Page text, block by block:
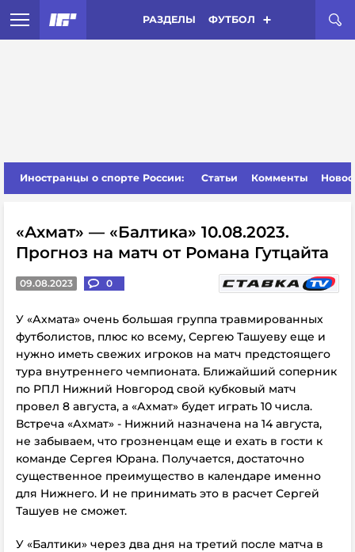
РАЗДЕЛЫ ФУТБОЛ
Иностранцы о спорте России: Статьи Комменты
«Ахмат» — «Балтика» 10.08.2023.
Прогноз на матч от Романа Гутцайта
09.08.2023 0
У «Ахмата» очень большая группа травмированных
футболистов, плюс ко всему, Сергею Ташуеву еще и
нужно иметь свежих игроков на матч предстоящего
тура внутреннего чемпионата. Ближайший соперник
по РПЛ Нижний Новгород свой кубковый матч
провел 8 августа, а «Ахмат» будет играть 10 числа.
Встреча «Ахмат» - Нижний назначена на 14 августа,
не забываем, что грозненцам еще и ехать в гости к
команде Сергея Юрана. Получается, достаточно
существенное преимущество в календаре именно
для Нижнего. И не принимать это в расчет Сергей
Ташуев не сможет.
У «Балтики» через два дня на третий после матча в